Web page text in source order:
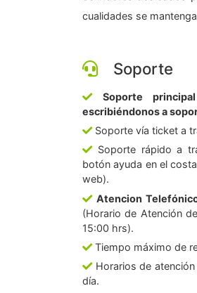
cualidades se
Soporte
Soporte
escribiéndonos a
Soporte vía ticket a
Soporte rápido a
botón ayuda en el
web).
Atencion
(Horario de Atención
15:00 hrs).
Tiempo máximo de
Horarios de
día.